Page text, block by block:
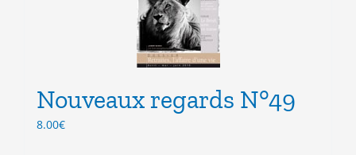
peuvent
être
choisies
sur
page
Nouveaux regards N°49
8.00€